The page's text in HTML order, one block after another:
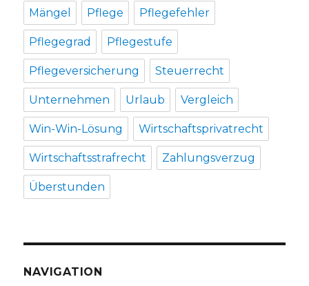
Mängel Pflege Pflegefehler
Pflegegrad Pflegestufe
Pflegeversicherung Steuerrecht
Unternehmen Urlaub Vergleich
Win-Win-Lösung Wirtschaftsprivatrecht
Wirtschaftsstrafrecht Zahlungsverzug
Überstunden
NAVIGATION